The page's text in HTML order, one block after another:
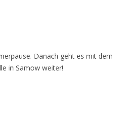
Danach geht es mit dem
in Samow weiter!